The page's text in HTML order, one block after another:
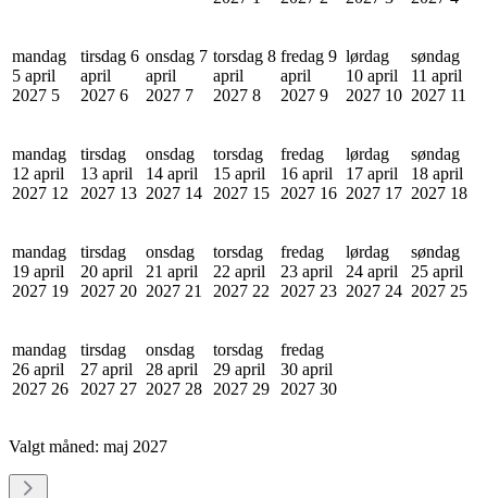
mandag
5 april
2027 5
tirsdag 6
april
2027 6
onsdag 7
april
2027 7
torsdag 8
april
2027 8
fredag 9
april
2027 9
lørdag
10 april
2027 10
søndag
11 april
2027 11
mandag
12 april
2027 12
tirsdag
13 april
2027 13
onsdag
14 april
2027 14
torsdag
15 april
2027 15
fredag
16 april
2027 16
lørdag
17 april
2027 17
søndag
18 april
2027 18
mandag
19 april
2027 19
tirsdag
20 april
2027 20
onsdag
21 april
2027 21
torsdag
22 april
2027 22
fredag
23 april
2027 23
lørdag
24 april
2027 24
søndag
25 april
2027 25
mandag
26 april
2027 26
tirsdag
27 april
2027 27
onsdag
28 april
2027 28
torsdag
29 april
2027 29
fredag
30 april
2027 30
Valgt måned: maj 2027